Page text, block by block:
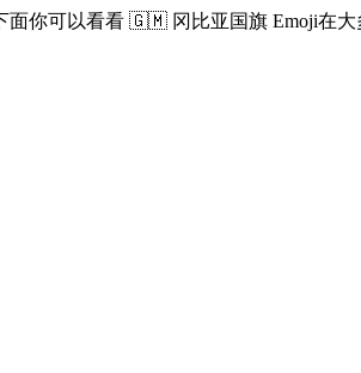
面你可以看看 🇬🇲 冈比亚国旗 Emoji在大